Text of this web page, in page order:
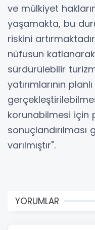
ve mülkiyet
yaşamakta, bu
riskini
nüfusun
sürdürülebilir
yatırımlarının
korunabilmesi için
varılmıştır".
YORUMLAR